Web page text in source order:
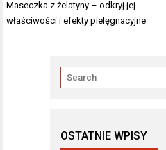
Nawigacja
wpisu
Maseczka z żelatyny – odkryj jej
właściwości i efekty pielęgnacyjne
OSTATNIE WPISY